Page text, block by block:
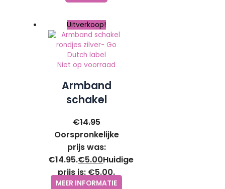
Uitverkoop!
Niet op voorraad
Armband
schakel
Go Dutch
label
€14.95
Oorspronkelijke
prijs was:
€14.95.€5.00Huidige
prijs is: €5.00.
MEER INFORMATIE